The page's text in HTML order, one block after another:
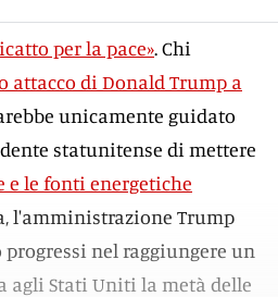
per la pace». Chi
attacco di Donald Trump a
unicamente guidato
statunitense di mettere
e le fonti energetiche
l'amministrazione Trump
nel raggiungere un
agli Stati Uniti la metà delle